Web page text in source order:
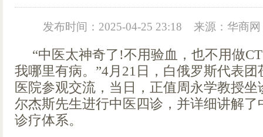
发布时间：2025-04-25 23:18 来源：华商网
“中医太神奇了!不用验血，也不用做
我哪里有病。”4月21日，白俄罗斯代表
医院参观交流，当日，正值周永学教授
尔杰斯先生进行中医四诊，并详细讲解
诊疗体系。